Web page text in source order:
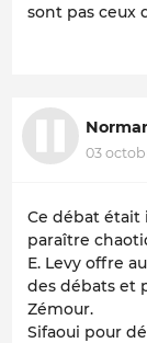
sont pas ceux
03
Ce débat était
paraître
E. Levy offre
des débats et
Zémour.
Sifaoui pour